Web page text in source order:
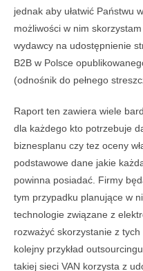
jednak aby ułatwić Państwu
możliwości w nim
wydawcy na udostępnienie
B2B w Polsce
(odnośnik do pełnego
Raport ten zawiera wiele
dla każdego kto potrzebuje
biznesplanu czy tez oceny
podstawowe dane jakie
powinna posiadać. Firmy
tym przypadku planujące w
technologie związane z
rozważyć skorzystanie z
kolejny przykład
takiej sieci VAN korzysta z